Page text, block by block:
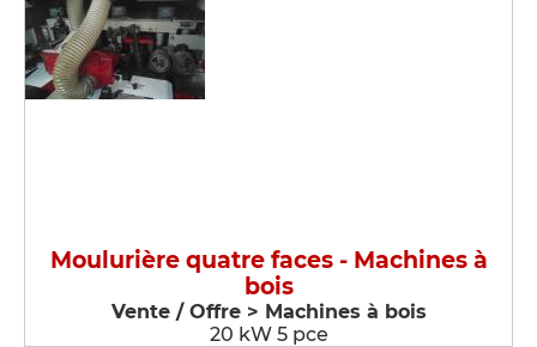
Moulurière quatre faces - Machines à
bois
Vente / Offre > Machines à bois
20 kW 5 pce